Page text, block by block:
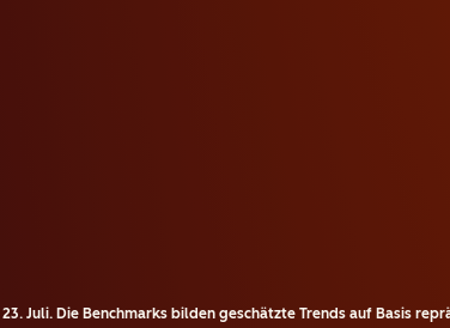
23. Juli. Die Benchmarks bilden geschätzte Trends auf Basis